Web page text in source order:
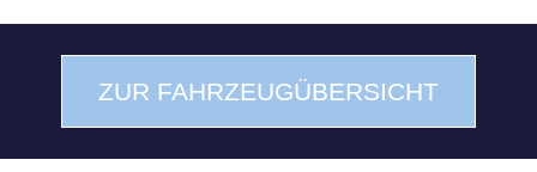
ZUR FAHRZEUGÜBERSICHT